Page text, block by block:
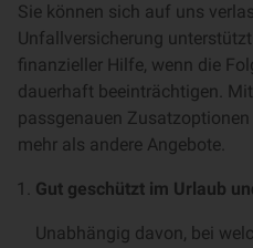
Sie können sich auf uns
Unfallversicherung
finanzieller Hilfe, wenn die
dauerhaft beeinträchtigen.
passgenauen
mehr als andere Angebote.
Gut geschützt im Urlaub
Unabhängig davon, bei